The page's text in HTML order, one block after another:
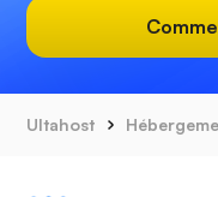
Ultahost